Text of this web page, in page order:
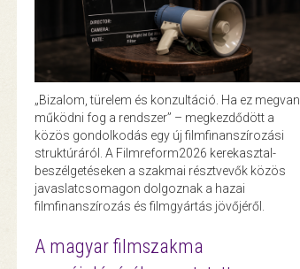
„Bizalom, türelem és konzultáció. Ha ez megvan,
működni fog a rendszer” – megkezdődött a
közös gondolkodás egy új filmfinanszírozási
struktúráról. A Filmreform2026 kerekasztal-
beszélgetéseken a szakmai résztvevők közös
javaslatcsomagon dolgoznak a hazai
filmfinanszírozás és filmgyártás jövőjéről.
A magyar filmszakma